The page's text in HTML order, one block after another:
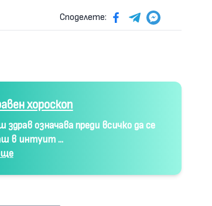
Споделете:
хороскоп
здрав означава преди всичко да се
в интуит ...